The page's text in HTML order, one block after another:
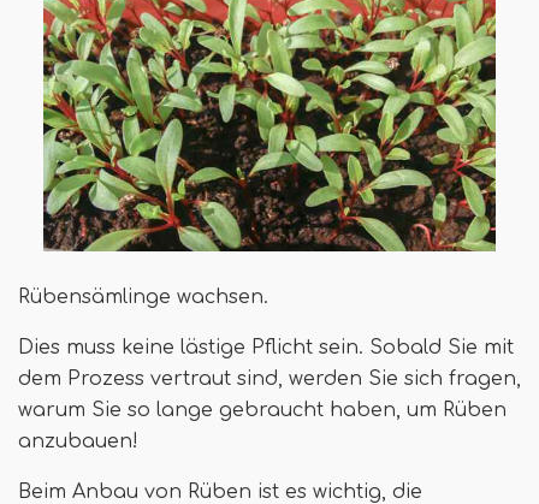
Rübensämlinge wachsen.
Dies muss keine lästige Pflicht sein. Sobald Sie mit
dem Prozess vertraut sind, werden Sie sich fragen,
warum Sie so lange gebraucht haben, um Rüben
anzubauen!
Beim Anbau von Rüben ist es wichtig, die